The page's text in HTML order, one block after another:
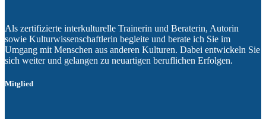
Als zertifizierte interkulturelle Trainerin und Beraterin, Autorin
sowie Kulturwissenschaftlerin begleite und berate ich Sie im
Umgang mit Menschen aus anderen Kulturen. Dabei entwickeln Sie
sich weiter und gelangen zu neuartigen beruflichen Erfolgen.
Mitglied